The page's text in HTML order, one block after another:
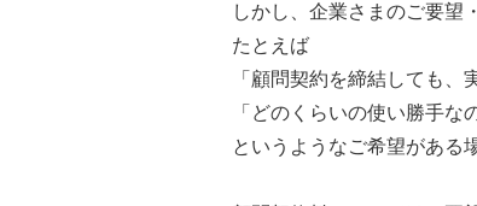
しかし、企業さまのご要望
たとえば
「顧問契約を締結しても、
「どのくらいの使い勝手な
というようなご希望がある